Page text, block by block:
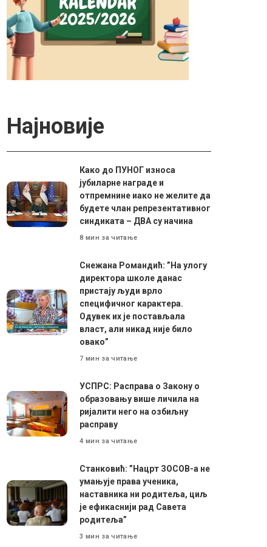
Најновије
Како до ПУНОГ износа
јубиларне награде и
отпремнине иако не желите да
будете члан репрезентативног
синдиката – ДВА су начина
8 мин за читање
Снежана Романдић: ”На улогу
директора школе данас
пристају људи врло
специфичног карактера.
Одувек их је постављала
власт, али никад није било
овако”
7 мин за читање
УСПРС: Расправа о Закону о
образовању више личила на
ријалити него на озбиљну
расправу
4 мин за читање
Станковић: ”Нацрт ЗОСОВ-а не
умањује права ученика,
наставника ни родитеља, циљ
је ефикаснији рад Савета
родитеља”
3 мин за читање